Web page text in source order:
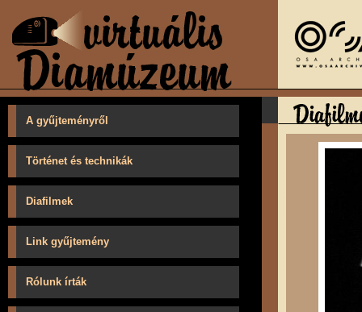
A gyűjteményről
Történet és technikák
Diafilmek
Link gyűjtemény
Rólunk írták